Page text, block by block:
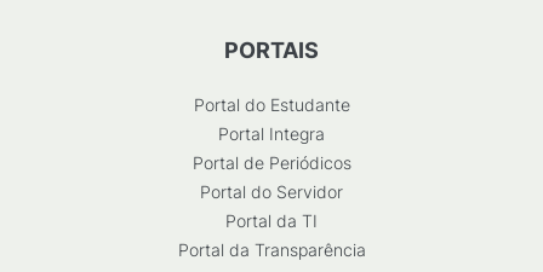
PORTAIS
Portal do Estudante
Portal Integra
Portal de Periódicos
Portal do Servidor
Portal da TI
Portal da Transparência